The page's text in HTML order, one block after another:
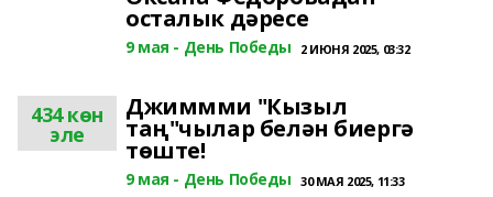
осталык дәресе
9 мая - День Победы 2 ИЮНЯ 2025, 03:32
434 көн
эле
Джиммми "Кызыл
таң"чылар белән биергә
төште!
9 мая - День Победы 30 МАЯ 2025, 11:33